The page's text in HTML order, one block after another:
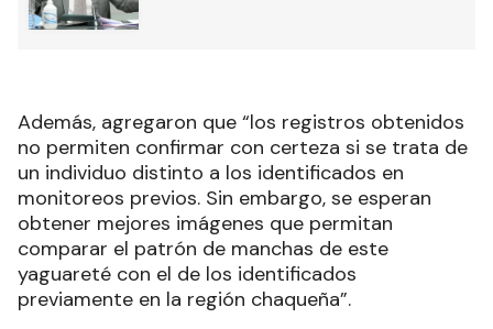
Además, agregaron que “los registros obtenidos
no permiten confirmar con certeza si se trata de
un individuo distinto a los identificados en
monitoreos previos. Sin embargo, se esperan
obtener mejores imágenes que permitan
comparar el patrón de manchas de este
yaguareté con el de los identificados
previamente en la región chaqueña”.